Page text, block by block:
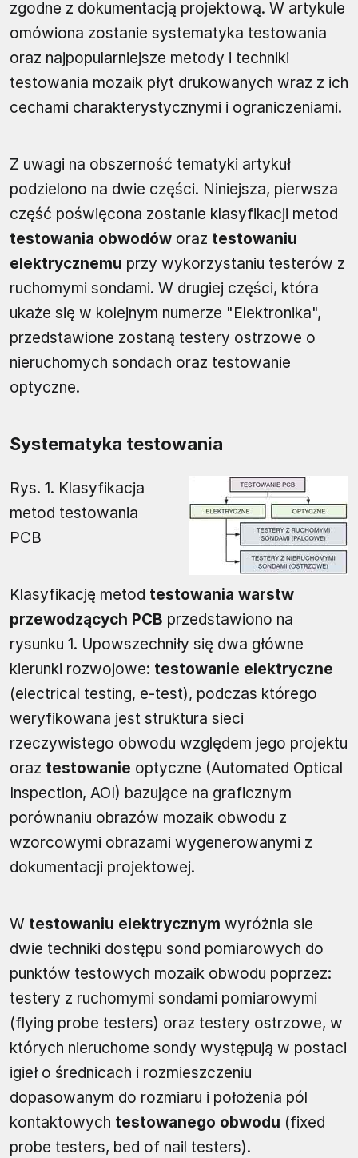
zgodne z dokumentacją projektową. W artykule
omówiona zostanie systematyka testowania
oraz najpopularniejsze metody i techniki
testowania mozaik płyt drukowanych wraz z ich
cechami charakterystycznymi i ograniczeniami.
Z uwagi na obszerność tematyki artykuł
podzielono na dwie części. Niniejsza, pierwsza
część poświęcona zostanie klasyfikacji metod
testowania obwodów oraz testowaniu
elektrycznemu przy wykorzystaniu testerów z
ruchomymi sondami. W drugiej części, która
ukaże się w kolejnym numerze "Elektronika",
przedstawione zostaną testery ostrzowe o
nieruchomych sondach oraz testowanie
optyczne.
Systematyka testowania
Rys. 1. Klasyfikacja
metod testowania
PCB
Klasyfikację metod testowania warstw
przewodzących PCB przedstawiono na
rysunku 1. Upowszechniły się dwa główne
kierunki rozwojowe: testowanie elektryczne
(electrical testing, e-test), podczas którego
weryfikowana jest struktura sieci
rzeczywistego obwodu względem jego projektu
oraz testowanie optyczne (Automated Optical
Inspection, AOI) bazujące na graficznym
porównaniu obrazów mozaik obwodu z
wzorcowymi obrazami wygenerowanymi z
dokumentacji projektowej.
W testowaniu elektrycznym wyróżnia sie
dwie techniki dostępu sond pomiarowych do
punktów testowych mozaik obwodu poprzez:
testery z ruchomymi sondami pomiarowymi
(flying probe testers) oraz testery ostrzowe, w
których nieruchome sondy występują w postaci
igieł o średnicach i rozmieszczeniu
dopasowanym do rozmiaru i położenia pól
kontaktowych testowanego obwodu (fixed
probe testers, bed of nail testers).